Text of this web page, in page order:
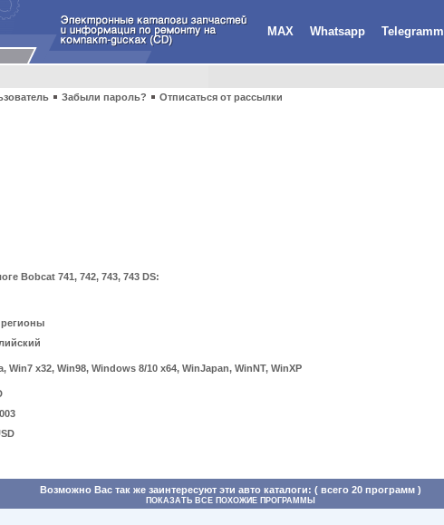
MAX Whatsapp Telegramm
Забыли пароль? Отписаться от рассылки
Bobcat 741, 742, 743, 743 DS:
регионы
Win7 x32, Win98, Windows 8/10 x64, WinJapan, WinNT, WinXP
Возможно Вас так же заинтересуют эти авто каталоги: ( всего 20 программ )
ПОКАЗАТЬ ВСЕ ПОХОЖИЕ ПРОГРАММЫ